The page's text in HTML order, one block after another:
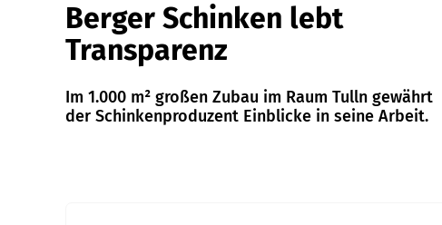
Berger Schinken lebt
Transparenz
Im 1.000 m² großen Zubau im Raum Tulln gewährt
der Schinkenproduzent Einblicke in seine Arbeit.